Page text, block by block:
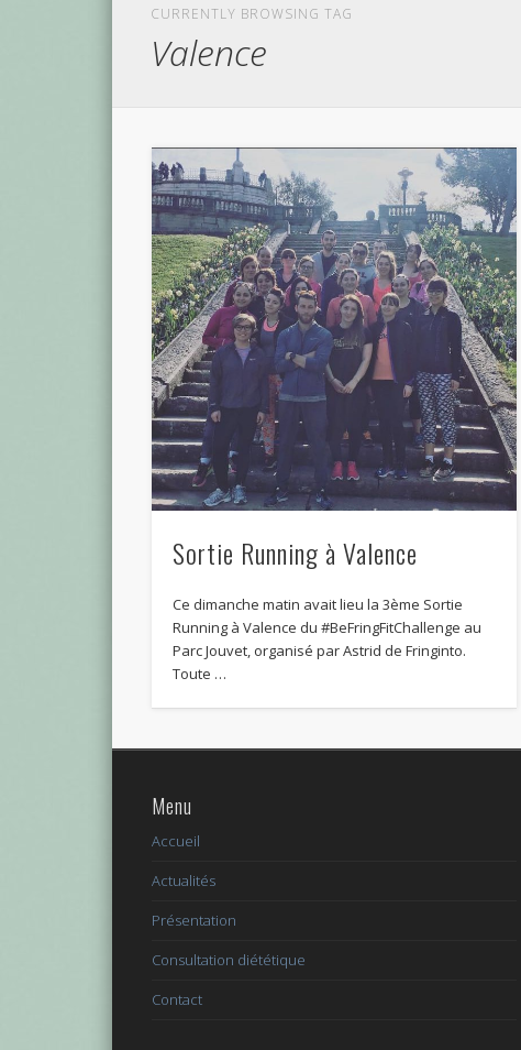
CURRENTLY BROWSING TAG
Valence
Sortie Running à Valence
Ce dimanche matin avait lieu la 3ème Sortie
Running à Valence du #BeFringFitChallenge au
Parc Jouvet, organisé par Astrid de Fringinto.
Toute …
Menu
Accueil
Actualités
Présentation
Consultation diététique
Contact